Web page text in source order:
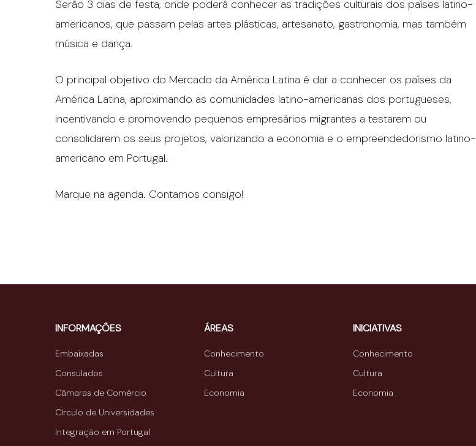
Serão 3 dias de festa, onde poderá conhecer as tradições culturais dos países latino-
americanos, que passam pelas artes plásticas, artesanato, gastronomia, mas também
música e dança.
O principal objetivo do Mercado da América Latina é dar a conhecer os países da
América Latina, aproximando as comunidades latino-americanas dos portugueses,
incentivando e promovendo pequenos empresários migrantes a testarem ou
consolidarem os seus projetos, valorizando a economia e o empreendedorismo latino-
americano em Portugal.
Marque na agenda. Contamos consigo!
INFORMAÇÕES
Embaixadas
Consulados
Câmaras de Comércio
Círculo de Universidades
Integração em Portugal
ÁREAS
Conhecimento
Cultura
Economia
INICIATIVAS
Conhecimento
Cultura
Economia